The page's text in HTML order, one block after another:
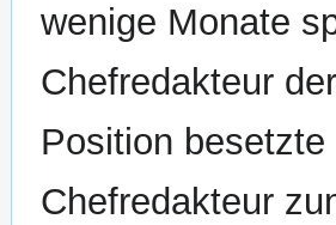
wenige Monate
Chefredakteur
Position
Chefredakteur